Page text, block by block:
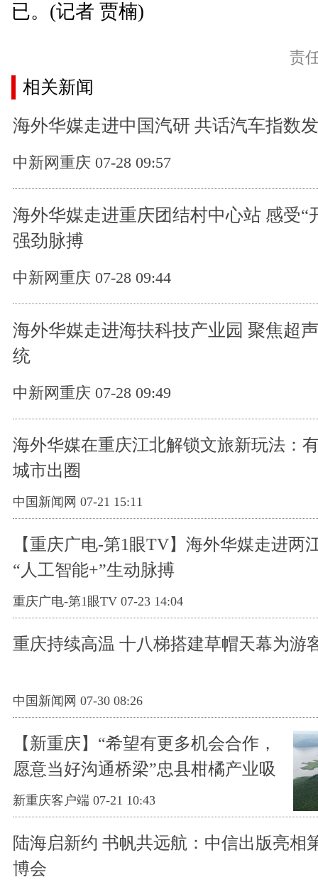
已。(记者 贾楠)
责
相关新闻
海外华媒走进中国汽研 共话汽车指数
中新网重庆 07-28 09:57
海外华媒走进重庆团结村中心站 感受“
强劲脉搏
中新网重庆 07-28 09:44
海外华媒走进海扶科技产业园 聚焦超
统
中新网重庆 07-28 09:49
海外华媒在重庆江北解锁文旅新玩法：
城市出圈
中国新闻网 07-21 15:11
【重庆广电-第1眼TV】海外华媒走进两
“人工智能+”生动脉搏
重庆广电-第1眼TV 07-23 14:04
重庆持续高温 十八梯搭建草帽天幕为游
中国新闻网 07-30 08:26
【新重庆】“希望有更多机会合作，
愿意当好沟通桥梁”忠县柑橘产业吸
引海外华媒关注
新重庆客户端 07-21 10:43
陆海启新约 书帆共远航：中信出版亮相
博会